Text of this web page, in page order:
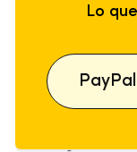
Lo
PayPal